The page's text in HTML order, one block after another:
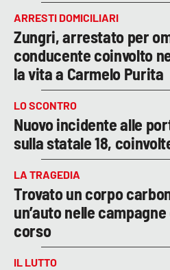
ARRESTI DOMICILIARI
Zungri, arrestato per
conducente coinvolto
la vita a Carmelo Purita
LO SCONTRO
Nuovo incidente alle
sulla statale 18,
LA TRAGEDIA
Trovato un corpo
un’auto nelle
corso
IL LUTTO